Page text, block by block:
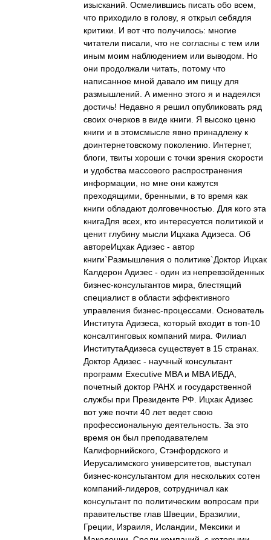
изысканий. Осмелившись писать обо всем,
что приходило в голову, я открыл себядля
критики. И вот что получилось: многие
читатели писали, что не согласны с тем или
иным моим наблюдением или выводом. Но
они продолжали читать, потому что
написанное мной давало им пищу для
размышлений. А именно этого я и надеялся
достичь! Недавно я решил опубликовать ряд
своих очерков в виде книги. Я высоко ценю
книги и в этомсмысле явно принадлежу к
доинтернетовскому поколению. Интернет,
блоги, твиты хороши с точки зрения скорости
и удобства массового распространения
информации, но мне они кажутся
преходящими, бренными, в то время как
книги обладают долговечностью. Для кого эта
книгаДля всех, кто интересуется политикой и
ценит глубину мысли Ицхака Адизеса. Об
автореИцхак Адизес - автор
книги`Размышления о политике`Доктор Ицхак
Калдерон Адизес - один из непревзойденных
бизнес-консультантов мира, блестящий
специалист в области эффективного
управления бизнес-процессами. Основатель
Института Адизеса, который входит в топ-10
консалтинговых компаний мира. Филиал
ИнститутаАдизеса существует в 15 странах.
Доктор Адизес - научный консультант
программ Executive MBA и MBA ИБДА,
почетный доктор РАНХ и государственной
службы при Президенте РФ. Ицхак Адизес
вот уже почти 40 лет ведет свою
профессиональную деятельность. За это
время он был преподавателем
Калифорнийского, Стэнфордского и
Иерусалимского университетов, выступал
бизнес-консультантом для нескольких сотен
компаний-лидеров, сотрудничал как
консультант по политическим вопросам при
правительстве глав Швеции, Бразилии,
Греции, Израиля, Исландии, Мексики и